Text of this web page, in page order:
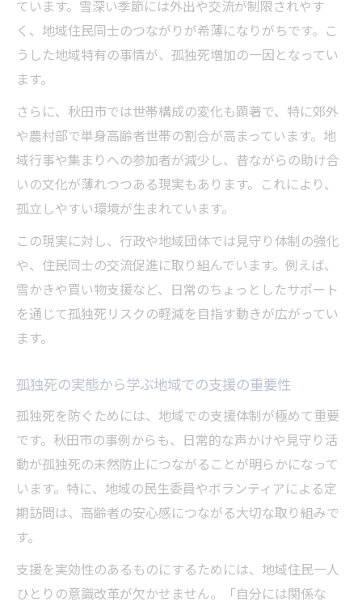
ています。雪深い季節には外出や交流が制限されやす
く、地域住民同士のつながりが希薄になりがちです。こ
うした地域特有の事情が、孤独死増加の一因となってい
ます。
さらに、秋田市では世帯構成の変化も顕著で、特に郊外
や農村部で単身高齢者世帯の割合が高まっています。地
域行事や集まりへの参加者が減少し、昔ながらの助け合
いの文化が薄れつつある現実もあります。これにより、
孤立しやすい環境が生まれています。
この現実に対し、行政や地域団体では見守り体制の強化
や、住民同士の交流促進に取り組んでいます。例えば、
雪かきや買い物支援など、日常のちょっとしたサポート
を通じて孤独死リスクの軽減を目指す動きが広がってい
ます。
孤独死の実態から学ぶ地域での支援の重要性
孤独死を防ぐためには、地域での支援体制が極めて重要
です。秋田市の事例からも、日常的な声かけや見守り活
動が孤独死の未然防止につながることが明らかになって
います。特に、地域の民生委員やボランティアによる定
期訪問は、高齢者の安心感につながる大切な取り組みで
す。
支援を実効性のあるものにするためには、地域住民一人
ひとりの意識改革が欠かせません。「自分には関係な